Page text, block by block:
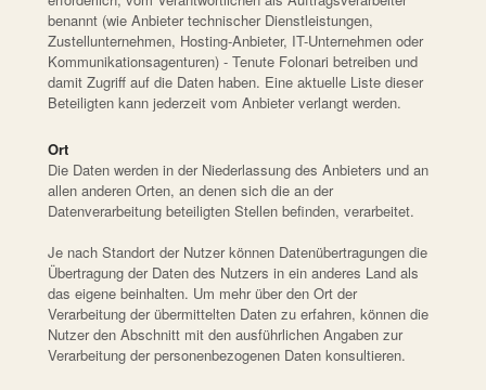
benannt (wie Anbieter technischer Dienstleistungen,
Zustellunternehmen, Hosting-Anbieter, IT-Unternehmen oder
Kommunikationsagenturen) - Tenute Folonari betreiben und
damit Zugriff auf die Daten haben. Eine aktuelle Liste dieser
Beteiligten kann jederzeit vom Anbieter verlangt werden.
Ort
Die Daten werden in der Niederlassung des Anbieters und an
allen anderen Orten, an denen sich die an der
Datenverarbeitung beteiligten Stellen befinden, verarbeitet.
Je nach Standort der Nutzer können Datenübertragungen die
Übertragung der Daten des Nutzers in ein anderes Land als
das eigene beinhalten. Um mehr über den Ort der
Verarbeitung der übermittelten Daten zu erfahren, können die
Nutzer den Abschnitt mit den ausführlichen Angaben zur
Verarbeitung der personenbezogenen Daten konsultieren.